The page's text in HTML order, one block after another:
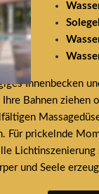
Innenbecken
Bahnen ziehen
Für prickelnde
und Seele